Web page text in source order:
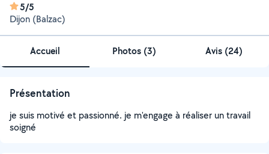
5/5
Dijon (Balzac)
Accueil Photos (3) Avis (24)
Présentation
je suis motivé et passionné. je m'engage à réaliser un travail
soigné